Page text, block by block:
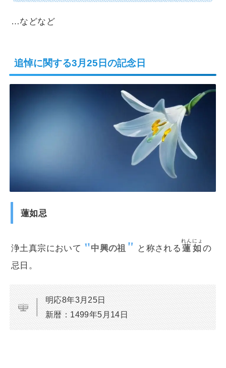
…などなど
追悼に関する3月25日の記念日
蓮如忌
浄土真宗において 中興の祖 と称される 蓮如
れんにょ
の
忌日。
明応8年3月25日
新暦：1499年5月14日